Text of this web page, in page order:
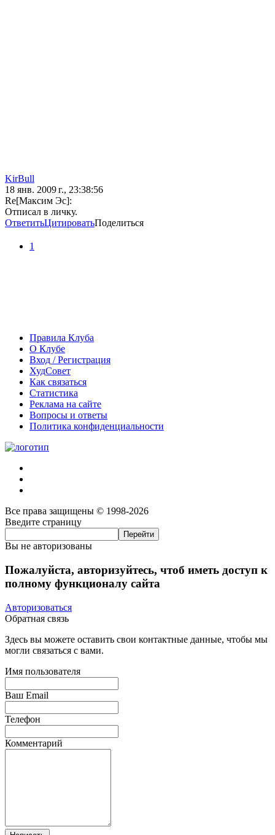
KirBull
18 янв. 2009 г., 23:38:56
Re[Максим Эс]:
Отписал в личку.
ОтветитьЦитироватьПоделиться
1
Правила Клуба
О Клубе
Вход / Регистрация
ХудСовет
Как связаться
Статистика
Реклама на сайте
Вопросы и ответы
Политика конфиденциальности
Все права защищены © 1998-2026
Введите страницу
Вы не авторизованы
Пожалуйста, авторизуйтесь, чтоб иметь доступ к
полному функционалу сайта
Авторизоваться
Обратная связь
Здесь вы можете оставить свои контактные данные, чтобы мы
могли связаться с вами.
Имя пользователя
Ваш Email
Телефон
Комментарий